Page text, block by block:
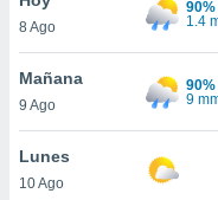
en
más
nuestra
8 Ago
90%
1.4
Mañana
9 Ago
90%
9
Lunes
10 Ago